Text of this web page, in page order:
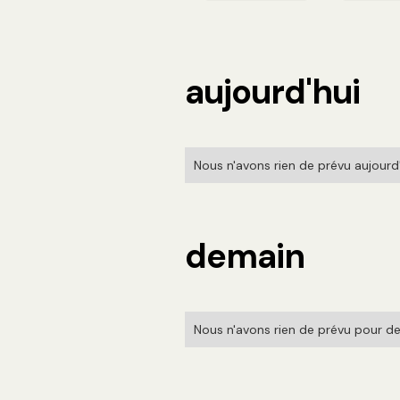
aujourd'hui
Nous n'avons rien de prévu
demain
Nous n'avons rien de prévu pour